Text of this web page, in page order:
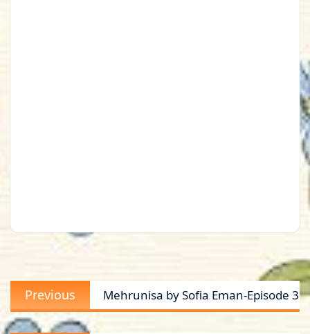
Post
navigation
Previous
post:
Mehrunisa by Sofia Eman-Episode 3